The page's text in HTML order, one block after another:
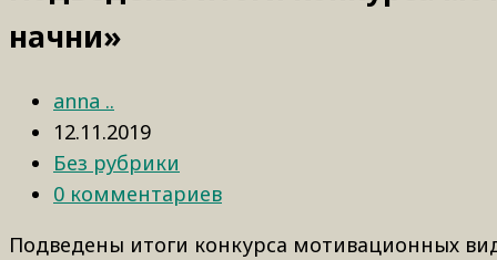
начни»
anna ..
12.11.2019
Без рубрики
0 комментариев
Подведены итоги конкурса мотивационных